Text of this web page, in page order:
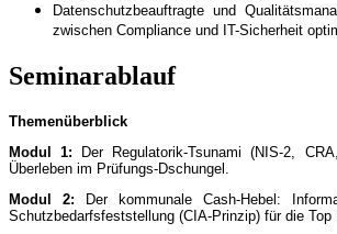
Datenschutzbeauftragte und
zwischen Compliance und IT-Sicherheit
Seminarablauf
Themenüberblick
Modul 1: Der Regulatorik-Tsunami (NIS-2,
Überleben im Prüfungs-Dschungel.
Modul 2: Der kommunale Cash-Hebel:
Schutzbedarfsfeststellung (CIA-Prinzip) für die Top